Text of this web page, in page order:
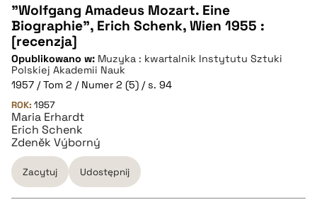
CZYSTY TEKST
pobierz cytat
BIBTEX
pobierz cytat
"Wolfgang Amadeus Mozart. Eine
Biographie", Erich Schenk, Wien 1955 :
[recenzja]
Opublikowano w: Muzyka : kwartalnik Instytutu Sztuki
Polskiej Akademii Nauk
1957 / Tom 2 / Numer 2 (5) / s. 94
ROK: 1957
Maria Erhardt
Erich Schenk
Zdeněk Výborný
Zacytuj Udostępnij